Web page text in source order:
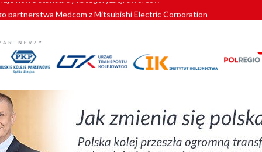
partnerstwa Medcom z Mitsubishi Electric Corporation
znów szuka dostawcy nowych EZT
kolejowych w północnej Wielkopolsce. Łatwiejsze dojazdy do pracy i
nowe standardy kategoryzacji dworców